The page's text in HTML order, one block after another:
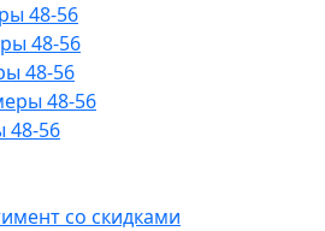
48-56
48-56
48-56
48-56
48-56
со скидками